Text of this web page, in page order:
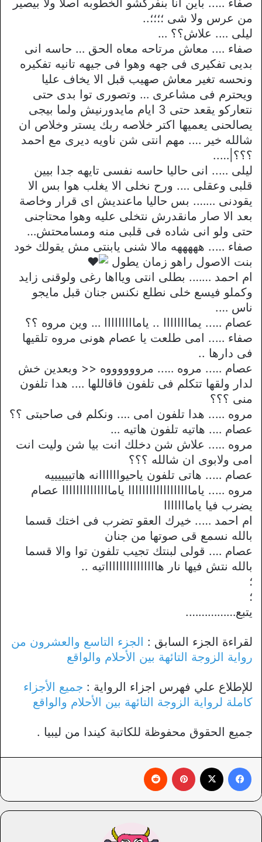
من عرس ولا شى ؛؛؛؛..
ليلى …. علاش؟؟ …
صفاء …. معاش مرتاحه معاه الحق … حاسه انى
بديى تفكيرى فى جهه وهوا فى جيهه تانيه تفكيره
ونحسه تغير معاش صهيب قبل الا يخاف عليا
ويحترم فى مشاعرى … وتصورى توا بدى حتى
نتعاركو يقعد حتى 3 ايام مايدورنيش ولما بيجى
يصالحنى يعميها اكتر خلاصه ربك يستر وخلاص ان
شالله خير …. مهم انتى شن ناويه ديرى مع احمد
؟؟؟|…..
ليلى ….. انى حاليا حاسه نفسى تايهه جدا بيين
قلبى وعقلى …. ورح نخلى الا يغلب هوا بس الا
يقودنى ……. بس حاليا ماعنديش اى قرار وخاصة
بعد الا صار مانقدرش نتخلى عليه وهوا محتاجنى
حتى ولو انى شاده فى قلبى منه ومسامحتش…
صفاء ….. هههههه مالا شنى يابنتى مش يقولك خود
بنت الاصول راهو زمان يطول
ام احمد ……. بطلى انتى ويااها رغى ولوقنى زايد
وكملو فيسع خلى نطلع نكنس جنان قبل مايجو
ناس ….
عصام ….. يماااااااا .. يامااااااااا … وين مروه ؟؟
صفاء ….. امى طلعت يا عصام هونى مروه تلقيها
فى دارها ..
عصام ….. مروه ….. مرووووووه << وبعدين خش
لدار ولقها تتكلم فى تلفون فاقاللها …. هدا تلفون
منى ؟؟؟
مروه ….. هدا تلفون امى …. ونكلم فى صاحبتى ؟؟
عصام …. هاتيه تلفون هاتيه …
مروه ….. علاش شن دخلك انت بيا شن وليت انت
امى ولابوى ان شالله ؟؟؟
عصام ….. هاتى تلفون ياحيواااااانه هاتييييييه
مروه ….. ياماااااااااااااااااا ياماااااااااااااا عصام
يضرب فيا يامااااااا
ام احمد ….. خيرك العقو تضرب فى اختك قسما
بالله نسمع قى صوتها من جنان
عصام …. قولى لبنتك تجيب تلفون توا والا قسما
بالله نتش فيها نار هاااااااااااااااتيه ..
؛
؛
يتبع…………….
لقراءة الجزء السابق : الجزء التاسع والعشرون من
رواية الزوجة التائهة بين الأحلام والواقع
للإطلاع علي فهرس اجزاء الرواية : جميع الأجزاء
كاملة لرواية الزوجة التائهة بين الأحلام والواقع
جميع الحقوق محفوظة للكاتبة كيندا من ليبيا .